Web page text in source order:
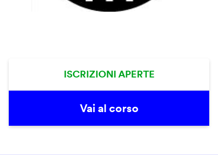
ISCRIZIONI APERTE
Vai al corso